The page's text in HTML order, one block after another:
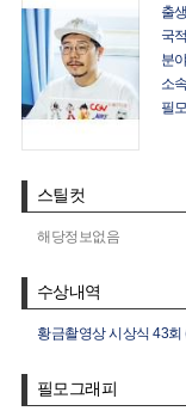
출생
국적
분
소속
필
스틸컷
해당정보없음
수상내역
황금촬영상 시상식 43회
필모그래피